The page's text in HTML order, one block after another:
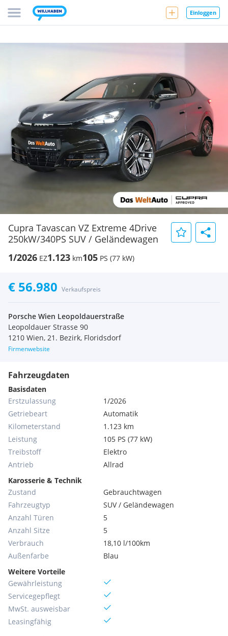
Einloggen
Cupra Tavascan VZ Extreme 4Drive
250kW/340PS SUV / Geländewagen
1/2026 EZ1.123 km105 PS (77 kW)
€ 56.980 Verkaufspreis
Porsche Wien Leopoldauerstraße
Leopoldauer Strasse 90
1210 Wien, 21. Bezirk, Floridsdorf
Firmenwebsite
Fahrzeugdaten
Basisdaten
Erstzulassung
1/2026
Getriebeart
Automatik
Kilometerstand
1.123 km
Leistung
105 PS (77 kW)
Treibstoff
Elektro
Antrieb
Allrad
Karosserie & Technik
Zustand
Gebrauchtwagen
Fahrzeugtyp
SUV / Geländewagen
Anzahl Türen
5
Anzahl Sitze
5
Verbrauch
18,10 l/100km
Außenfarbe
Blau
Weitere Vorteile
Gewährleistung
Servicegepflegt
MwSt. ausweisbar
Leasingfähig